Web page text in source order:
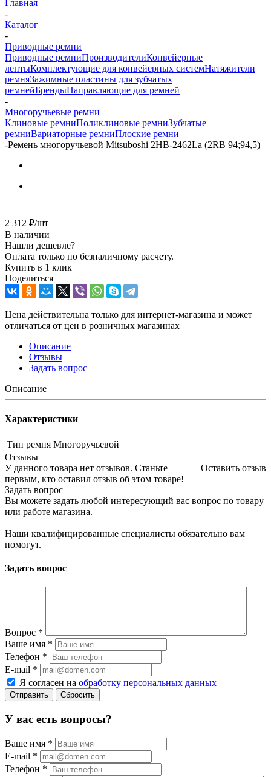
Главная
-
Каталог
-
Приводные ремни
Приводные ремниПроизводителиКонвейерные
лентыКомплектующие для конвейерных системНатяжители
ремняЗажимные пластины для зубчатых
ремнейБрендыНаправляющие для ремней
-
Многоручьевые ремни
Клиновые ремниПоликлиновые ремниЗубчатые
ремниВариаторные ремниПлоские ремни
-Ремень многоручьевой Mitsuboshi 2НВ-2462La (2RB 94;94,5)
2 312 ₽/шт
В наличии
Нашли дешевле?
Оплата только по безналичному расчету.
Купить в 1 клик
Поделиться
Цена действительна только для интернет-магазина и может
отличаться от цен в розничных магазинах
Описание
Отзывы
Задать вопрос
Описание
Характеристики
Тип ремня Многоручьевой
Отзывы
Оставить отзыв
У данного товара нет отзывов. Станьте
первым, кто оставил отзыв об этом товаре!
Задать вопрос
Вы можете задать любой интересующий вас вопрос по товару
или работе магазина.
Наши квалифицированные специалисты обязательно вам
помогут.
Задать вопрос
Вопрос *
Ваше имя *
Телефон *
E-mail *
Я согласен на обработку персональных данных
Сбросить
У вас есть вопросы?
Ваше имя *
E-mail *
Телефон *